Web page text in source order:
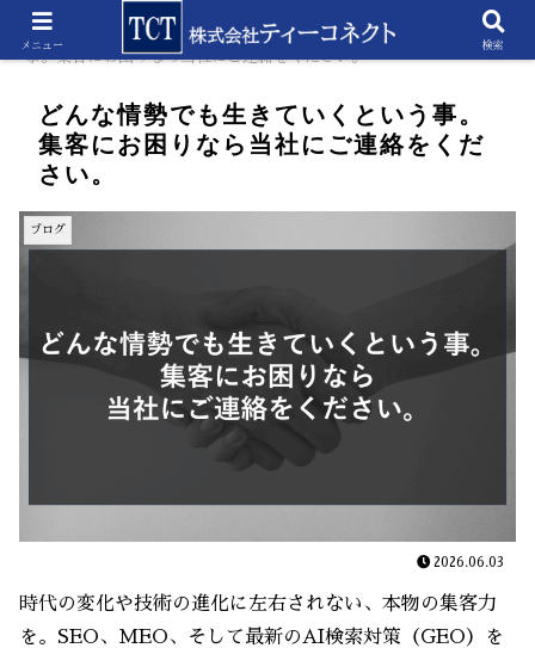
ホーム ブログ
どんな情勢でも生きていくという
事。集客にお困りなら当社にご連絡をください。
どんな情勢でも生きていくという事。
集客にお困りなら当社にご連絡をくだ
さい。
ブログ
2026.06.03
時代の変化や技術の進化に左右されない、本物の集客力
を。SEO、MEO、そして最新のAI検索対策（GEO）を
メニュー 検索